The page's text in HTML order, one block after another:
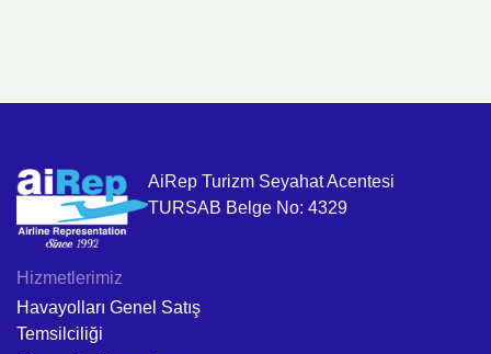
AiRep Turizm Seyahat Acentesi
TURSAB Belge No: 4329
Hizmetlerimiz
Havayolları Genel Satış
Temsilciliği